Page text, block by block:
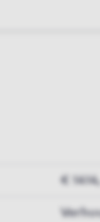
€ 1414,-